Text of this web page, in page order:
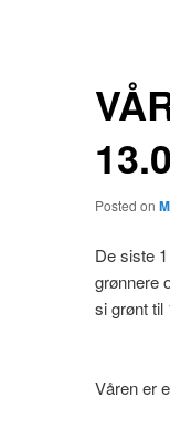
Posted on
De siste
grønnere
si grønt til
Våren er